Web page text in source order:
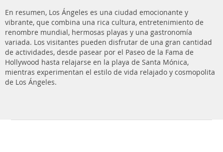
En resumen, Los Ángeles es una ciudad emocionante y
vibrante, que combina una rica cultura, entretenimiento de
renombre mundial, hermosas playas y una gastronomía
variada. Los visitantes pueden disfrutar de una gran cantidad
de actividades, desde pasear por el Paseo de la Fama de
Hollywood hasta relajarse en la playa de Santa Mónica,
mientras experimentan el estilo de vida relajado y cosmopolita
de Los Ángeles.